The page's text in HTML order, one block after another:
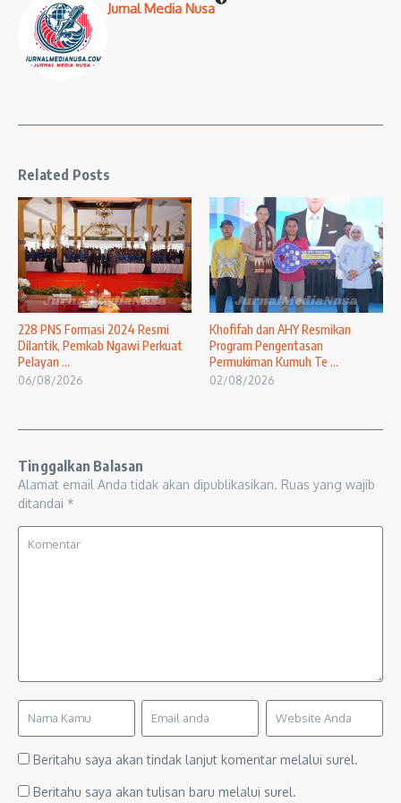
Jurnal Media Nusa
Related Posts
228 PNS Formasi 2024 Resmi
Dilantik, Pemkab Ngawi Perkuat
Pelayan ...
06/08/2026
Khofifah dan AHY Resmikan
Program Pengentasan
Permukiman Kumuh Te ...
02/08/2026
Tinggalkan Balasan
Alamat email Anda tidak akan dipublikasikan. Ruas yang wajib
ditandai *
Beritahu saya akan tindak lanjut komentar melalui surel.
Beritahu saya akan tulisan baru melalui surel.